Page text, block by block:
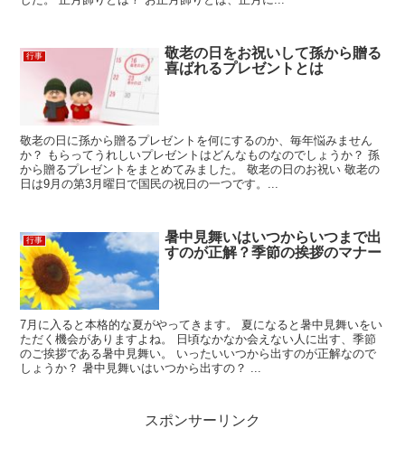
行事
敬老の日をお祝いして孫から贈る
喜ばれるプレゼントとは
敬老の日に孫から贈るプレゼントを何にするのか、毎年悩みません
か？ もらってうれしいプレゼントはどんなものなのでしょうか？ 孫
から贈るプレゼントをまとめてみました。 敬老の日のお祝い 敬老の
日は9月の第3月曜日で国民の祝日の一つです。...
行事
暑中見舞いはいつからいつまで出
すのが正解？季節の挨拶のマナー
7月に入ると本格的な夏がやってきます。 夏になると暑中見舞いをい
ただく機会がありますよね。 日頃なかなか会えない人に出す、季節
のご挨拶である暑中見舞い。 いったいいつから出すのが正解なので
しょうか？ 暑中見舞いはいつから出すの？ ...
スポンサーリンク